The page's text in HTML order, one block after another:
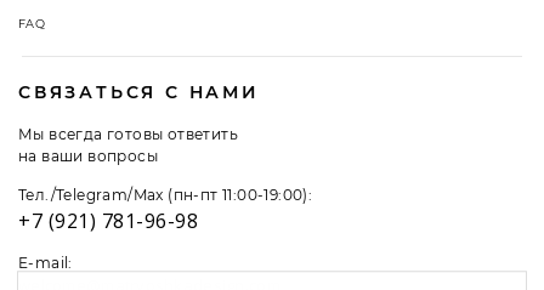
FAQ
СВЯЗАТЬСЯ С НАМИ
Мы всегда готовы ответить
на ваши вопросы
Тел./Telegram/Max (пн-пт 11:00-19:00):
+7 (921) 781-96-98
E-mail: